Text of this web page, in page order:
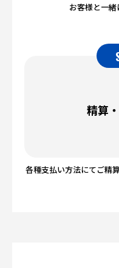
お客様と一緒
精算
各種支払い方法にてご精